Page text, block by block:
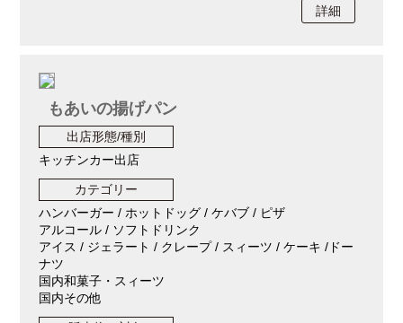
詳細
もあいの揚げパン
出店形態/種別
キッチンカー出店
カテゴリー
ハンバーガー / ホットドッグ / ケバブ / ピザ
アルコール / ソフトドリンク
アイス / ジェラート / クレープ / スィーツ / ケーキ /ドー
ナツ
国内和菓子・スィーツ
国内その他